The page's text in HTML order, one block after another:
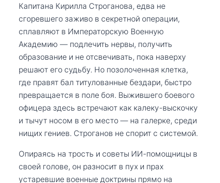
Капитана Кирилла Строганова, едва не
сгоревшего заживо в секретной операции,
сплавляют в Императорскую Военную
Академию — подлечить нервы, получить
образование и не отсвечивать, пока наверху
решают его судьбу. Но позолоченная клетка,
где правят бал титулованные бездари, быстро
превращается в поле боя. Выжившего боевого
офицера здесь встречают как калеку-выскочку
и тычут носом в его место — на галерке, среди
нищих гениев. Строганов не спорит с системой.
Опираясь на трость и советы ИИ-помощницы в
своей голове, он разносит в пух и прах
устаревшие военные доктрины прямо на